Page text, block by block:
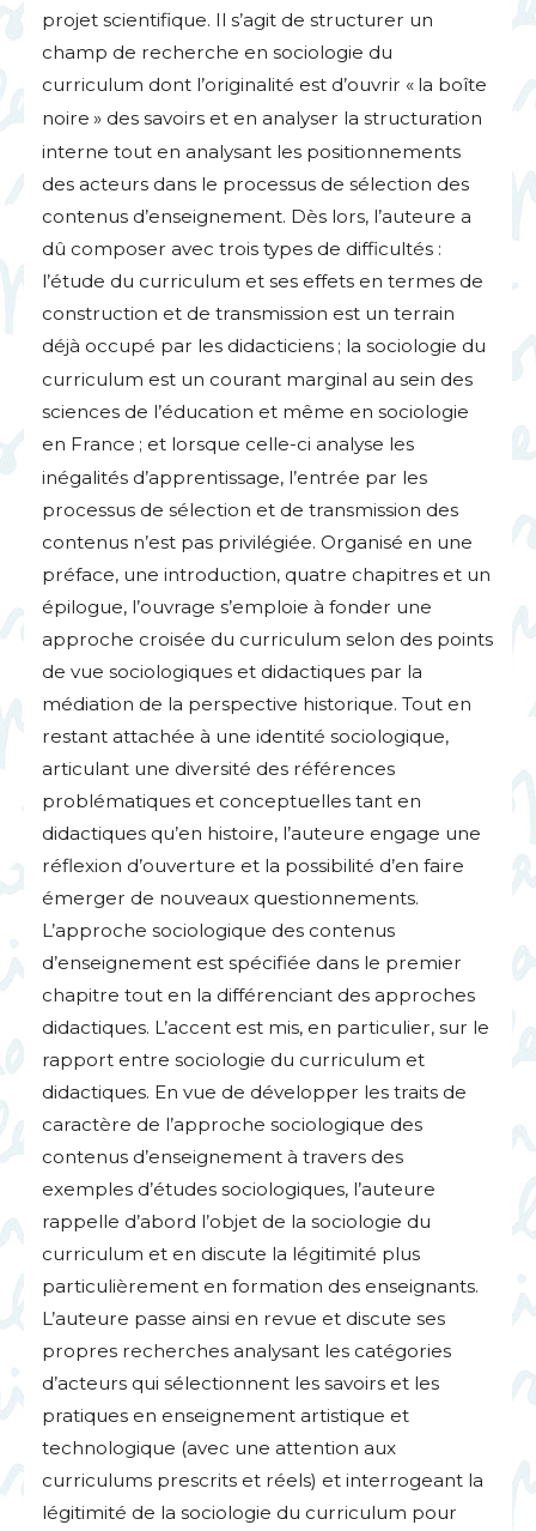
projet scientifique. Il s’agit de structurer un
champ de recherche en sociologie du
curriculum dont l’originalité est d’ouvrir « la boîte
noire » des savoirs et en analyser la structuration
interne tout en analysant les positionnements
des acteurs dans le processus de sélection des
contenus d’enseignement. Dès lors, l’auteure a
dû composer avec trois types de difficultés :
l’étude du curriculum et ses effets en termes de
construction et de transmission est un terrain
déjà occupé par les didacticiens ; la sociologie du
curriculum est un courant marginal au sein des
sciences de l’éducation et même en sociologie
en France ; et lorsque celle-ci analyse les
inégalités d’apprentissage, l’entrée par les
processus de sélection et de transmission des
contenus n’est pas privilégiée. Organisé en une
préface, une introduction, quatre chapitres et un
épilogue, l’ouvrage s’emploie à fonder une
approche croisée du curriculum selon des points
de vue sociologiques et didactiques par la
médiation de la perspective historique. Tout en
restant attachée à une identité sociologique,
articulant une diversité des références
problématiques et conceptuelles tant en
didactiques qu’en histoire, l’auteure engage une
réflexion d’ouverture et la possibilité d’en faire
émerger de nouveaux questionnements.
L’approche sociologique des contenus
d’enseignement est spécifiée dans le premier
chapitre tout en la différenciant des approches
didactiques. L’accent est mis, en particulier, sur le
rapport entre sociologie du curriculum et
didactiques. En vue de développer les traits de
caractère de l’approche sociologique des
contenus d’enseignement à travers des
exemples d’études sociologiques, l’auteure
rappelle d’abord l’objet de la sociologie du
curriculum et en discute la légitimité plus
particulièrement en formation des enseignants.
L’auteure passe ainsi en revue et discute ses
propres recherches analysant les catégories
d’acteurs qui sélectionnent les savoirs et les
pratiques en enseignement artistique et
technologique (avec une attention aux
curriculums prescrits et réels) et interrogeant la
légitimité de la sociologie du curriculum pour